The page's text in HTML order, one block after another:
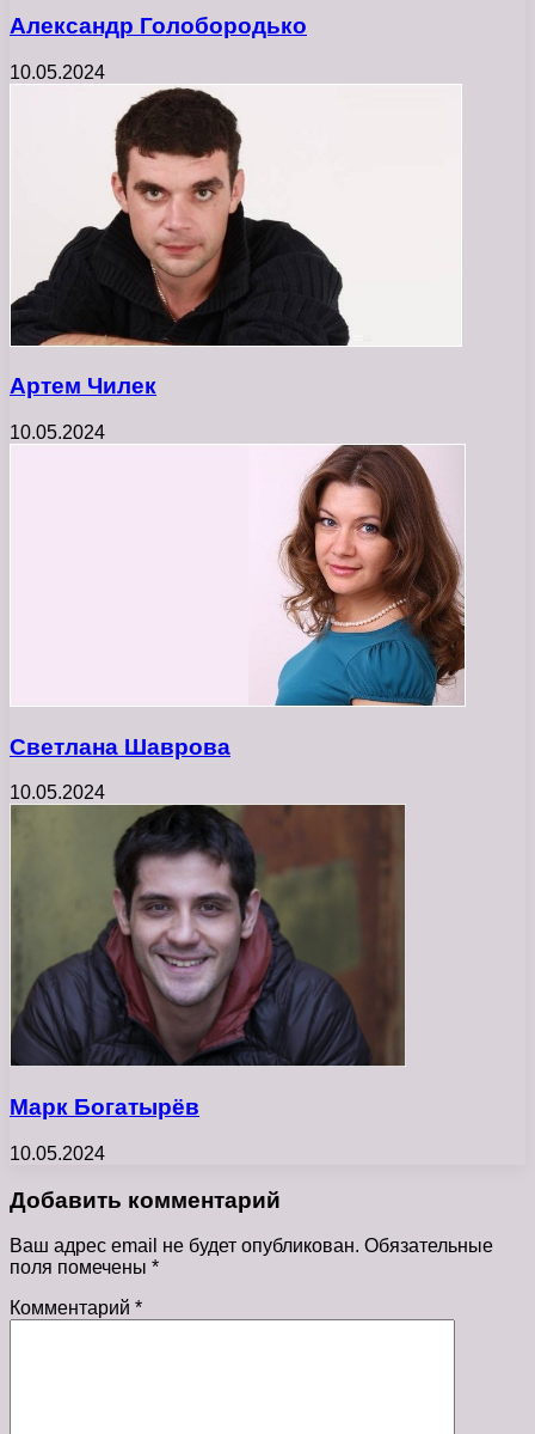
Александр Голобородько
10.05.2024
Артем Чилек
10.05.2024
Светлана Шаврова
10.05.2024
Марк Богатырёв
10.05.2024
Добавить комментарий
Ваш адрес email не будет опубликован. Обязательные
поля помечены *
Комментарий *